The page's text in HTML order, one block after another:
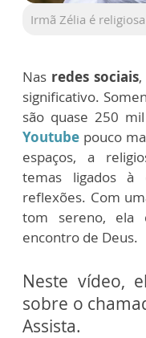
Irmã Zélia é
Nas redes sociais
significativo.
são quase 250
Youtube pouco
espaços, a
temas ligados à
reflexões. Com
tom sereno, ela
encontro de Deus.
Neste vídeo,
sobre o
Assista.